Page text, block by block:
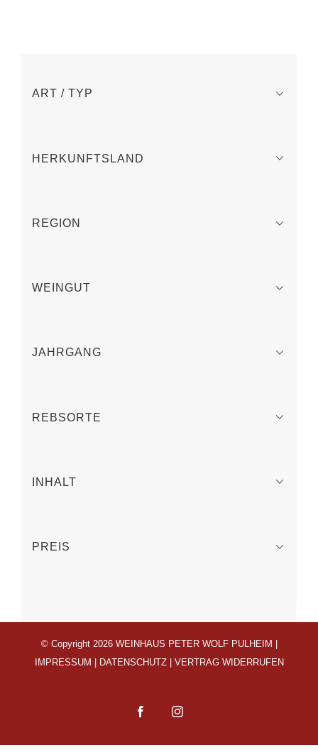
ART / TYP
HERKUNFTSLAND
REGION
WEINGUT
JAHRGANG
REBSORTE
INHALT
PREIS
© Copyright 2026 WEINHAUS PETER WOLF PULHEIM |
IMPRESSUM | DATENSCHUTZ| VERTRAG WIDERRUFEN
FacebookInstagram